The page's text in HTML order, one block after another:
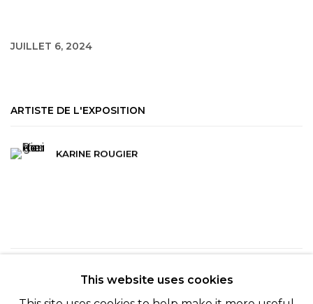
JUILLET 6, 2024
ARTISTE DE L'EXPOSITION
KARINE ROUGIER
RETOUR
This website uses cookies